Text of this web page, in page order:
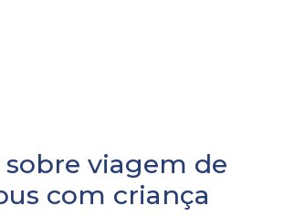
viagem de
com criança